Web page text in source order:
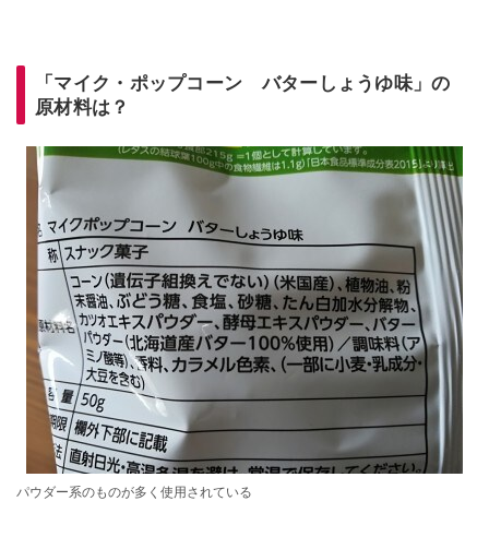
「マイク・ポップコーン バターしょうゆ味」の
原材料は？
パウダー系のものが多く使用されている